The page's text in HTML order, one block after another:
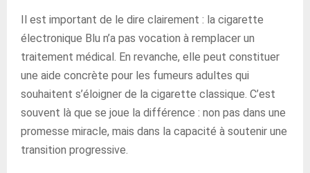
Il est important de le dire clairement : la cigarette
électronique Blu n’a pas vocation à remplacer un
traitement médical. En revanche, elle peut constituer
une aide concrète pour les fumeurs adultes qui
souhaitent s’éloigner de la cigarette classique. C’est
souvent là que se joue la différence : non pas dans une
promesse miracle, mais dans la capacité à soutenir une
transition progressive.